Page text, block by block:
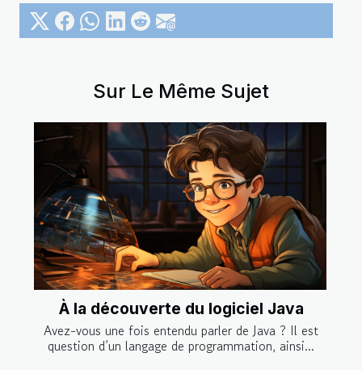
Sur Le Même Sujet
À la découverte du logiciel Java
Avez-vous une fois entendu parler de Java ? Il est
question d’un langage de programmation, ainsi...